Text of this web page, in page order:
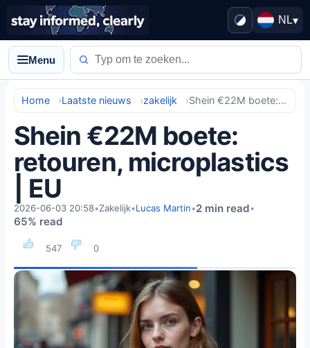
NL▾
Menu
Home Laatste nieuws zakelijk Shein €22M boete: retouren, microplastics | EU
Shein €22M boete:
retouren, microplastics
| EU
547 0
2026-06-03 20:58•Zakelijk•Lucas Martin•2 min read•
65% read